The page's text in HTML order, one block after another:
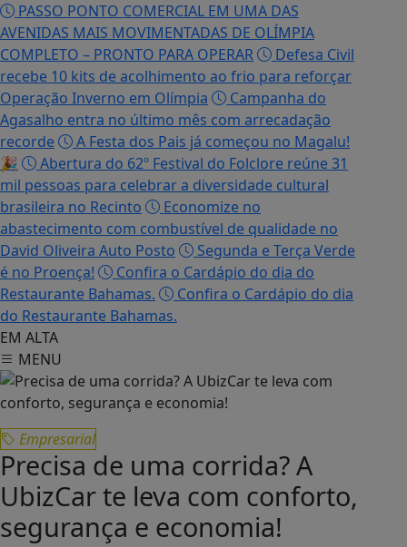
PASSO PONTO COMERCIAL EM UMA DAS
AVENIDAS MAIS MOVIMENTADAS DE OLÍMPIA
COMPLETO – PRONTO PARA OPERAR
Defesa Civil
recebe 10 kits de acolhimento ao frio para reforçar
Operação Inverno em Olímpia
Campanha do
Agasalho entra no último mês com arrecadação
recorde
A Festa dos Pais já começou no Magalu!
🎉
Abertura do 62º Festival do Folclore reúne 31
mil pessoas para celebrar a diversidade cultural
brasileira no Recinto
Economize no
abastecimento com combustível de qualidade no
David Oliveira Auto Posto
Segunda e Terça Verde
é no Proença!
Confira o Cardápio do dia do
Restaurante Bahamas.
Confira o Cardápio do dia
do Restaurante Bahamas.
EM ALTA
MENU
Empresarial
Precisa de uma corrida? A
UbizCar te leva com conforto,
segurança e economia!